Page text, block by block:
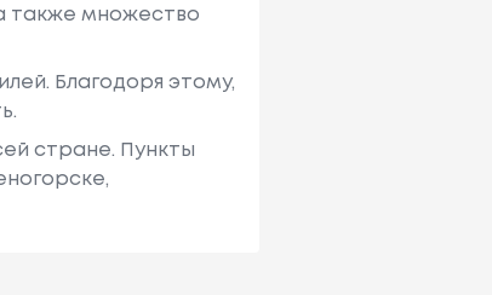
также множество
Благодоря этому,
стране. Пункты